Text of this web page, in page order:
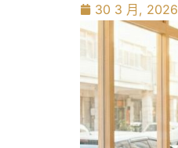
30 3 月, 2026